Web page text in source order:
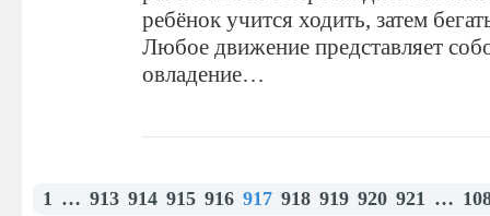
ребёнок учится ходить, затем
Любое движение представляет
овладение…
1 … 913 914 915 916 917 918 919 920 921 …